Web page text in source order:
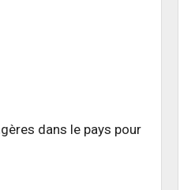
dans le pays pour